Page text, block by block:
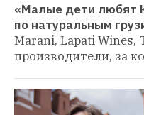
«Малые дети любят
по натуральным
Marani, Lapati Wines,
производители, за